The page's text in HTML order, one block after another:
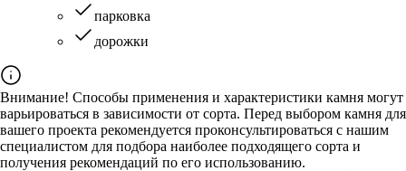
парковка
дорожки
Внимание! Способы применения и характеристики камня могут
варьироваться в зависимости от сорта. Перед выбором камня для
вашего проекта рекомендуется проконсультироваться с нашим
специалистом для подбора наиболее подходящего сорта и
получения рекомендаций по его использованию.